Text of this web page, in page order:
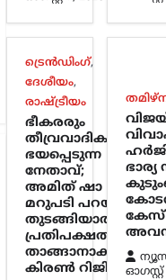
ട്രെൻഡിംഗ്,
ദേശീയം,
രാഷ്ട്രീയം
ഭീകരരും
തീവ്രവാദികളും
ഭയപ്പെടുന്ന
നേതാവ്;
അമിത് ഷാ
മറുപടി പറയാൻ
തുടങ്ങിയാൽ
പ്രതിപക്ഷത്തിന്
താങ്ങാനാകില്ല:
കിരൺ റിജിജു
ഭാര്യ
കേസ്
ഓഗസ്റ്റ്‌